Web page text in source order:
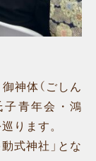
神体（ごしん
子青年会・鴻
ります。
式神社」とな